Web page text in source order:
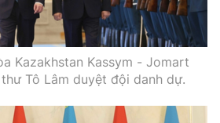
Kazakhstan Kassym - Jomart
Tô Lâm duyệt đội danh dự.